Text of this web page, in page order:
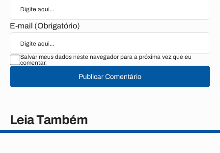
E-mail (Obrigatório)
Salvar meus dados neste navegador para a próxima vez que eu
comentar.
Publicar Comentário
Leia Também